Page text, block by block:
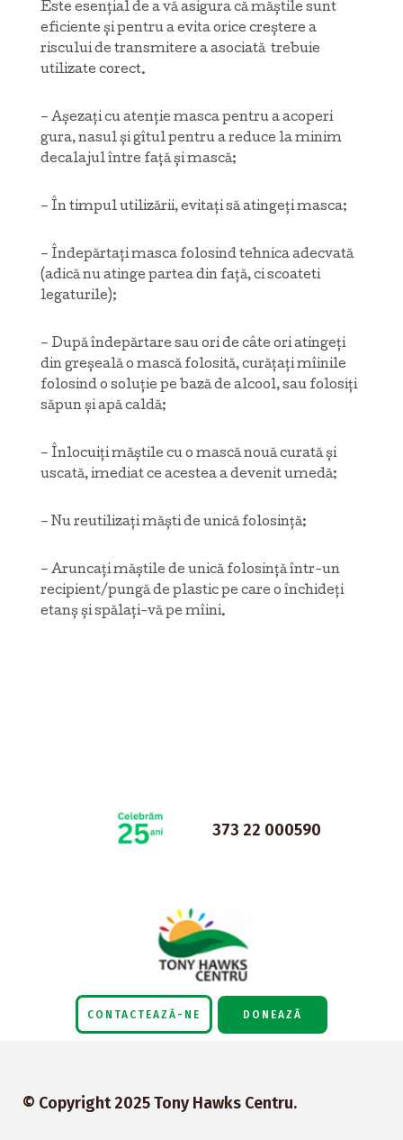
Este esențial de a vă asigura că măștile sunt
eficiente și pentru a evita orice creștere a
riscului de transmitere a asociată trebuie
utilizate corect.
– Așezați cu atenție masca pentru a acoperi
gura, nasul și gîtul pentru a reduce la minim
decalajul între față și mască;
– În timpul utilizării, evitați să atingeți masca;
– Îndepărtați masca folosind tehnica adecvată
(adică nu atinge partea din față, ci scoateti
legaturile);
– După îndepărtare sau ori de câte ori atingeți
din greșeală o mască folosită, curățați mîinile
folosind o soluție pe bază de alcool, sau folosiți
săpun și apă caldă;
– Înlocuiți măștile cu o mască nouă curată și
uscată, imediat ce acestea a devenit umedă;
– Nu reutilizați măști de unică folosință;
– Aruncați măștile de unică folosință într-un
recipient/pungă de plastic pe care o închideți
etanș și spălați-vă pe mîini.
373 22 000590
CONTACTEAZĂ-NE DONEAZĂ
© Copyright 2025 Tony Hawks Centru.